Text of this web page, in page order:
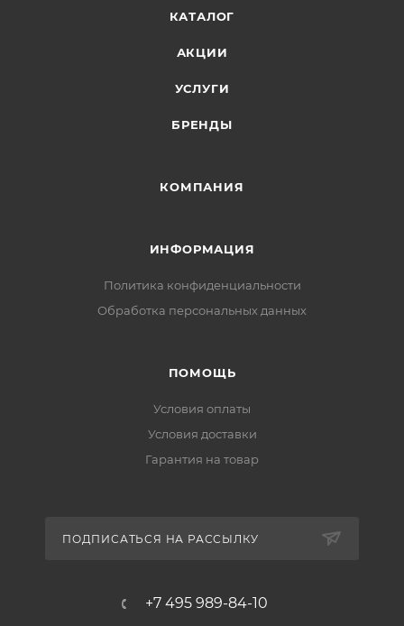
КАТАЛОГ
АКЦИИ
УСЛУГИ
БРЕНДЫ
КОМПАНИЯ
ИНФОРМАЦИЯ
Политика конфиденциальности
Обработка персональных данных
ПОМОЩЬ
Условия оплаты
Условия доставки
Гарантия на товар
ПОДПИСАТЬСЯ НА РАССЫЛКУ
+7 495 989-84-10